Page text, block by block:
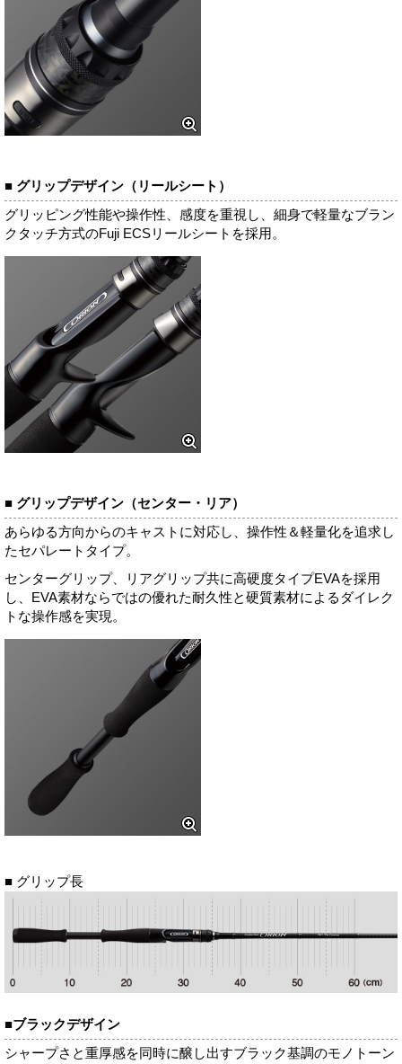
■ グリップデザイン（リールシート）
グリッピング性能や操作性、感度を重視し、細身で軽量なブラン
クタッチ方式のFuji ECSリールシートを採用。
■ グリップデザイン（センター・リア）
あらゆる方向からのキャストに対応し、操作性＆軽量化を追求し
たセパレートタイプ。
センターグリップ、リアグリップ共に高硬度タイプEVAを採用
し、EVA素材ならではの優れた耐久性と硬質素材によるダイレク
トな操作感を実現。
■ グリップ長
■ブラックデザイン
シャープさと重厚感を同時に醸し出すブラック基調のモノトーン